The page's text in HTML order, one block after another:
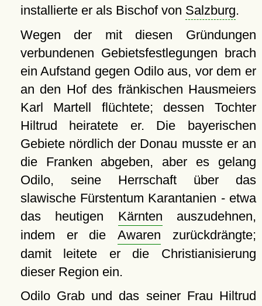
installierte er als Bischof von Salzburg.
Wegen der mit diesen Gründungen
verbundenen Gebietsfestlegungen brach
ein Aufstand gegen Odilo aus, vor dem er
an den Hof des fränkischen Hausmeiers
Karl Martell flüchtete; dessen Tochter
Hiltrud heiratete er. Die bayerischen
Gebiete nördlich der Donau musste er an
die Franken abgeben, aber es gelang
Odilo, seine Herrschaft über das
slawische Fürstentum Karantanien - etwa
das heutigen Kärnten auszudehnen,
indem er dieAwaren zurückdrängte;
damit leitete er die Christianisierung
dieser Region ein.
Odilo Grab und das seiner Frau Hiltrud